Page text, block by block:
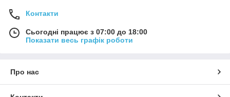
Контакти
Сьогодні працює з 07:00 до 18:00
Показати весь графік роботи
Про нас